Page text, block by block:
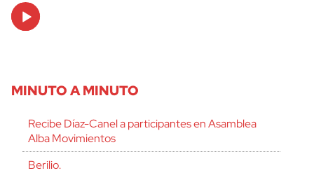
Audio
Player
MINUTO A MINUTO
Recibe Díaz-Canel a participantes en Asamblea
Alba Movimientos
Berilio.